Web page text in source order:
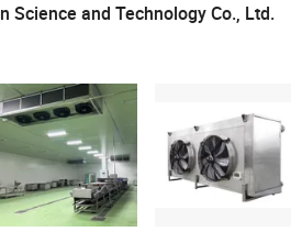
Science and Technology Co., Ltd.